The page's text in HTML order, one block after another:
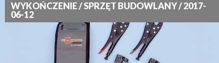
WYKOŃCZENIE / SPRZĘT BUDOWLANY / 2017-
06-12